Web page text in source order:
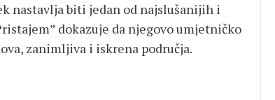
nastavlja biti jedan od najslušanijih i
dokazuje da njegovo umjetničko
zanimljiva i iskrena područja.